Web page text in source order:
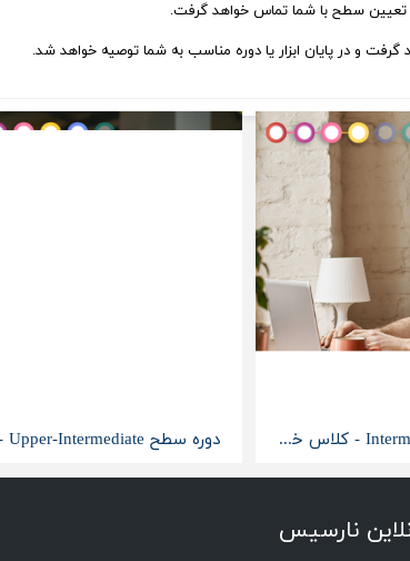
سطح با شما تماس خواهد گرفت.
و در پایان ابزار یا دوره مناسب به شما توصیه خواهد شد.
دوره سطح Intermediate - کلاس خصوصی آنلاین
نارسیس